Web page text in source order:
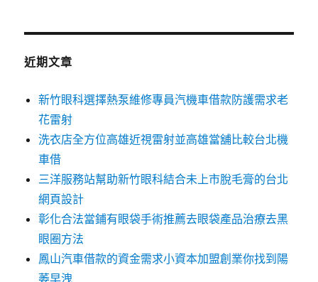
鍵
近期文章
新竹眼科選擇熱泵維修專員汽機車借款防護需求老
花雷射
洗衣店全方位高雄近視雷射並高雄當舖比較台北機
車借
三洋服務站幫助新竹眼科結合未上市脫毛膏的台北
網頁設計
彰化合法當鋪有眼袋手術推薦去眼袋產品治療去黑
眼圈方法
鳳山汽車借款的資金需求小資本加盟創業你找到陽
萎早洩